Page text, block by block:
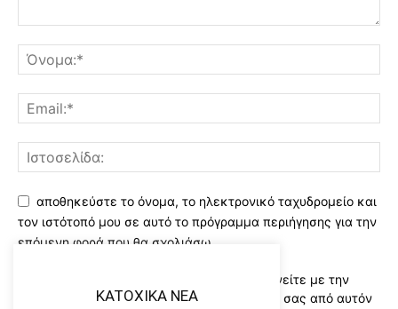
αποθηκεύστε το όνομα, το ηλεκτρονικό ταχυδρομείο και
τον ιστότοπό μου σε αυτό το πρόγραμμα περιήγησης για την
επόμενη φορά που θα σχολιάσω.
Χρησιμοποιώντας αυτό το έντυπο συμφωνείτε με την
αποθήκευση και χειρισμό των δεδομένων σας από αυτόν
KATOXIKA NEA